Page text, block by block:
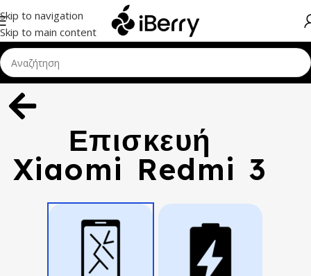
Skip to navigation
Skip to main content
Επισκευή
Xiaomi Redmi 3